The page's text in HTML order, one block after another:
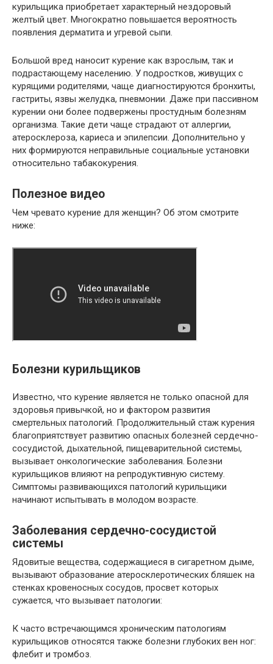
курильщика приобретает характерный нездоровый
желтый цвет. Многократно повышается вероятность
появления дерматита и угревой сыпи.
Большой вред наносит курение как взрослым, так и
подрастающему населению. У подростков, живущих с
курящими родителями, чаще диагностируются бронхиты,
гастриты, язвы желудка, пневмонии. Даже при пассивном
курении они более подвержены простудным болезням
организма. Такие дети чаще страдают от аллергии,
атеросклероза, кариеса и эпилепсии. Дополнительно у
них формируются неправильные социальные установки
относительно табакокурения.
Полезное видео
Чем чревато курение для женщин? Об этом смотрите
ниже:
Болезни курильщиков
Известно, что курение является не только опасной для
здоровья привычкой, но и фактором развития
смертельных патологий. Продолжительный стаж курения
благоприятствует развитию опасных болезней сердечно-
сосудистой, дыхательной, пищеварительной системы,
вызывает онкологические заболевания. Болезни
курильщиков влияют на репродуктивную систему.
Симптомы развивающихся патологий курильщики
начинают испытывать в молодом возрасте.
Заболевания сердечно-сосудистой
системы
Ядовитые вещества, содержащиеся в сигаретном дыме,
вызывают образование атеросклеротических бляшек на
стенках кровеносных сосудов, просвет которых
сужается, что вызывает патологии:
К часто встречающимся хроническим патологиям
курильщиков относятся также болезни глубоких вен ног:
флебит и тромбоз.